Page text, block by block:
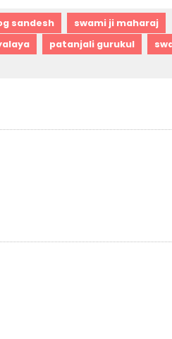
sandesh
swami ji maharaj
patanjali gurukul